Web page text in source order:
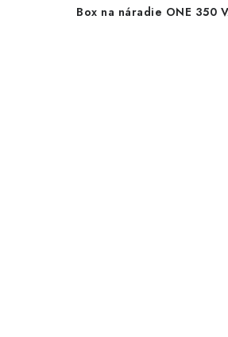
Box na náradie ONE 350